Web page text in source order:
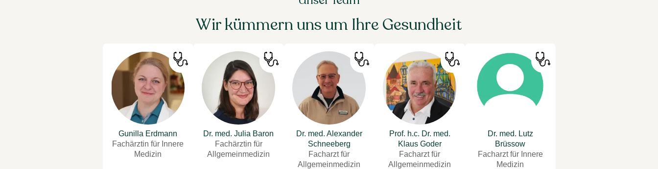
Wir kümmern uns um Ihre Gesundheit
Gunilla Erdmann
Fachärztin für Innere
Medizin
Dr. med. Julia Baron
Fachärztin für
Allgemeinmedizin
Dr. med. Alexander
Schneeberg
Facharzt für
Allgemeinmedizin
Prof. h.c. Dr. med.
Klaus Goder
Facharzt für
Allgemeinmedizin
Dr. med. Lutz
Brüssow
Facharzt für Innere
Medizin